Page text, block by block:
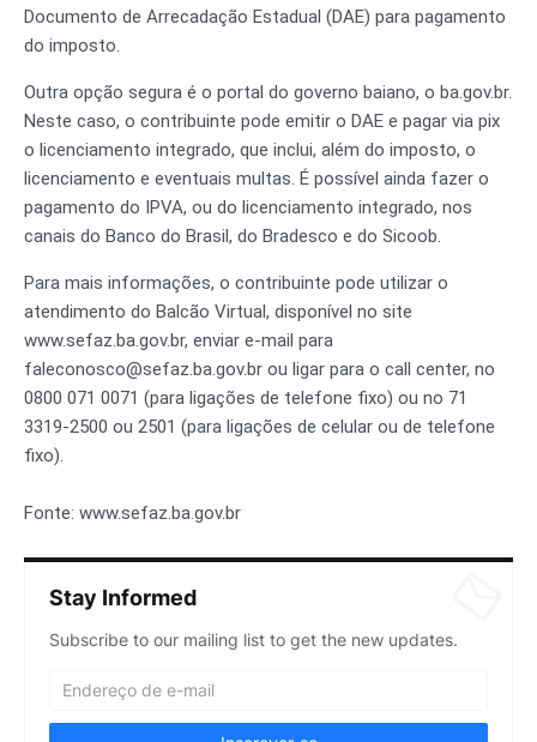
Documento de Arrecadação Estadual (DAE) para pagamento
do imposto.
Outra opção segura é o portal do governo baiano, o ba.gov.br.
Neste caso, o contribuinte pode emitir o DAE e pagar via pix
o licenciamento integrado, que inclui, além do imposto, o
licenciamento e eventuais multas. É possível ainda fazer o
pagamento do IPVA, ou do licenciamento integrado, nos
canais do Banco do Brasil, do Bradesco e do Sicoob.
Para mais informações, o contribuinte pode utilizar o
atendimento do Balcão Virtual, disponível no site
www.sefaz.ba.gov.br, enviar e-mail para
faleconosco@sefaz.ba.gov.br ou ligar para o call center, no
0800 071 0071 (para ligações de telefone fixo) ou no 71
3319-2500 ou 2501 (para ligações de celular ou de telefone
fixo).
Fonte: www.sefaz.ba.gov.br
Stay Informed
Subscribe to our mailing list to get the new updates.